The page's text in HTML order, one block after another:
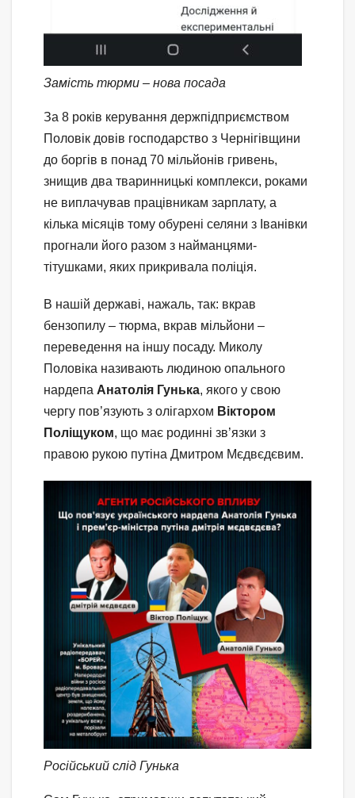
Замість тюрми – нова посада
За 8 років керування держпідприємством
Половік довів господарство з Чернігівщини
до боргів в понад 70 мільйонів гривень,
знищив два тваринницькі комплекси, роками
не виплачував працівникам зарплату, а
кілька місяців тому обурені селяни з Іванівки
прогнали його разом з найманцями-
тітушками, яких прикривала поліція.
В нашій державі, нажаль, так: вкрав
бензопилу – тюрма, вкрав мільйони –
переведення на іншу посаду. Миколу
Половіка називають людиною опального
нардепа Анатолія Гунька, якого у свою
чергу пов’язують з олігархом Віктором
Поліщуком, що має родинні зв’язки з
правою рукою путіна Дмитром Мєдвєдєвим.
Російський слід Гунька